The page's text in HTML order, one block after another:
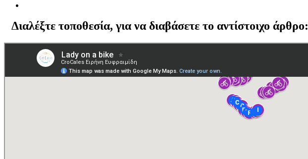
Διαλέξτε τοποθεσία, για να διαβάσετε το αντίστοιχο άρθρο: